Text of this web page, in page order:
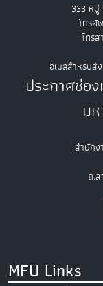
333 หมู่
โทรศั
โทร
อีเมลสำหรับส่
ประกาศช่อ
ม
สำนักง
ถ.
MFU Links